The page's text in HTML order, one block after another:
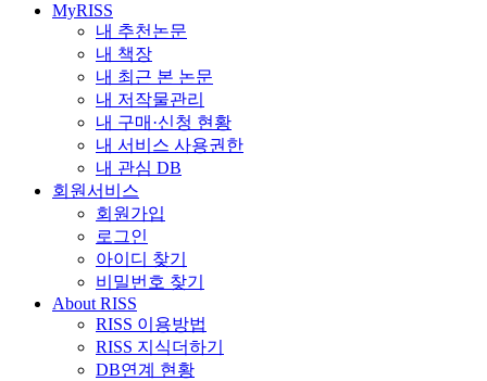
MyRISS
내 추천논문
내 책장
내 최근 본 논문
내 저작물관리
내 구매·신청 현황
내 서비스 사용권한
내 관심 DB
회원서비스
회원가입
로그인
아이디 찾기
비밀번호 찾기
About RISS
RISS 이용방법
RISS 지식더하기
DB연계 현황